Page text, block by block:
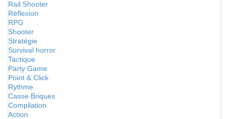
Rail Shooter
Réflexion
RPG
Shooter
Stratégie
Survival horror
Tactique
Party Game
Point & Click
Rythme
Casse Briques
Compilation
Action